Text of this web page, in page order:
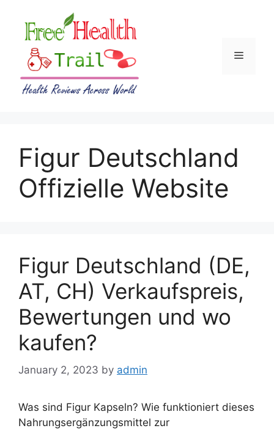
content
Menu
Figur Deutschland
Offizielle Website
Figur Deutschland (DE,
AT, CH) Verkaufspreis,
Bewertungen und wo
kaufen?
January 2, 2023 by admin
Was sind Figur Kapseln? Wie funktioniert dieses
Nahrungsergänzungsmittel zur